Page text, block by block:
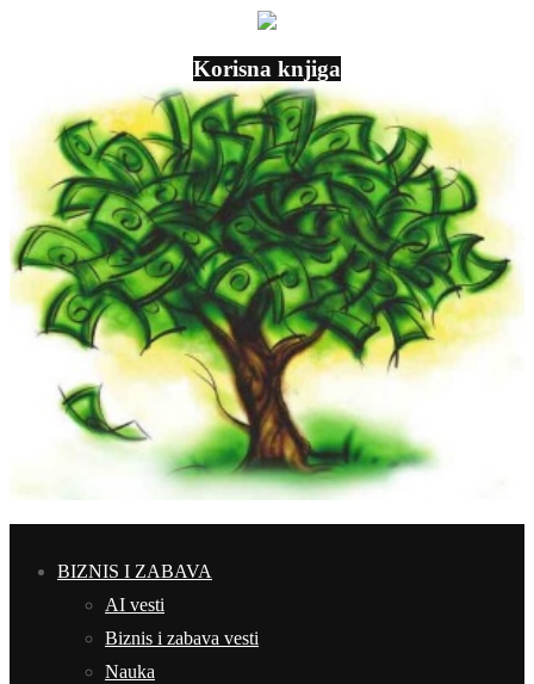
Korisna knjiga
BIZNIS I ZABAVA
AI vesti
Biznis i zabava vesti
Nauka